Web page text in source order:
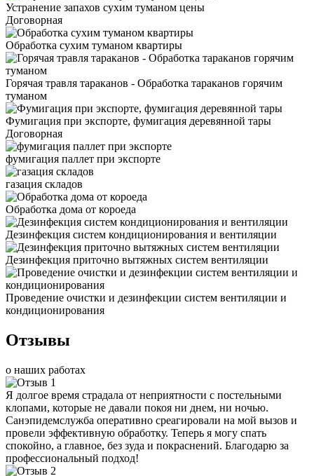
Устранение запахов сухим туманом цены
Договорная
Обработка сухим туманом квартиры
Горячая травля тараканов - Обработка тараканов горячим
туманом
Фумигация при экспорте, фумигация деревянной тары
Договорная
фумигация паллет при экспорте
газация складов
Обработка дома от короеда
Дезинфекция систем кондиционирования и вентиляции
Дезинфекция приточно вытяжных систем вентиляции
Проведение очистки и дезинфекции систем вентиляции и
кондиционирования
Отзывы
о наших работах
Я долгое время страдала от неприятности с постельными
клопами, которые не давали покоя ни днем, ни ночью.
Санэпидемслужба оперативно среагировали на мой вызов и
провели эффективную обработку. Теперь я могу спать
спокойно, а главное, без зуда и покраснений. Благодарю за
профессиональный подход!